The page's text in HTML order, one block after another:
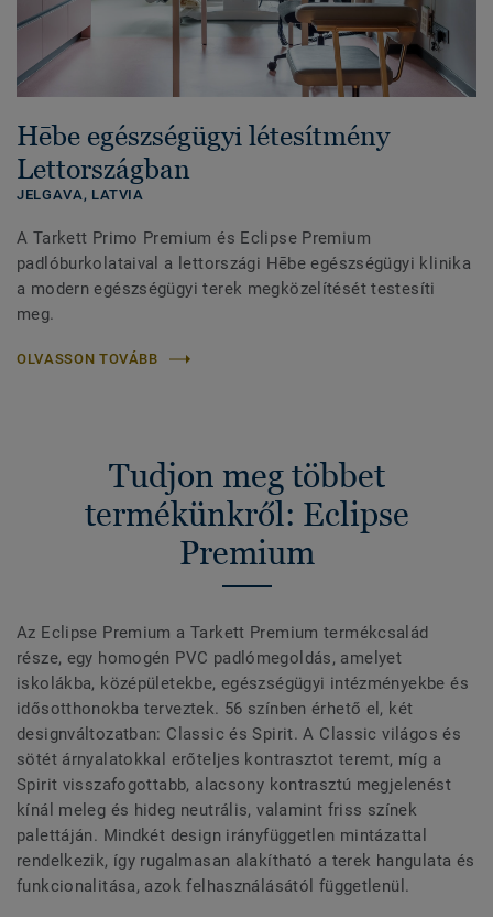
Hēbe egészségügyi létesítmény
Lettországban
JELGAVA, LATVIA
A Tarkett Primo Premium és Eclipse Premium
padlóburkolataival a lettországi Hēbe egészségügyi klinika
a modern egészségügyi terek megközelítését testesíti
meg.
OLVASSON TOVÁBB
Tudjon meg többet
termékünkről: Eclipse
Premium
Az Eclipse Premium a Tarkett Premium termékcsalád
része, egy homogén PVC padlómegoldás, amelyet
iskolákba, középületekbe, egészségügyi intézményekbe és
idősotthonokba terveztek. 56 színben érhető el, két
designváltozatban: Classic és Spirit. A Classic világos és
sötét árnyalatokkal erőteljes kontrasztot teremt, míg a
Spirit visszafogottabb, alacsony kontrasztú megjelenést
kínál meleg és hideg neutrális, valamint friss színek
palettáján. Mindkét design irányfüggetlen mintázattal
rendelkezik, így rugalmasan alakítható a terek hangulata és
funkcionalitása, azok felhasználásától függetlenül.